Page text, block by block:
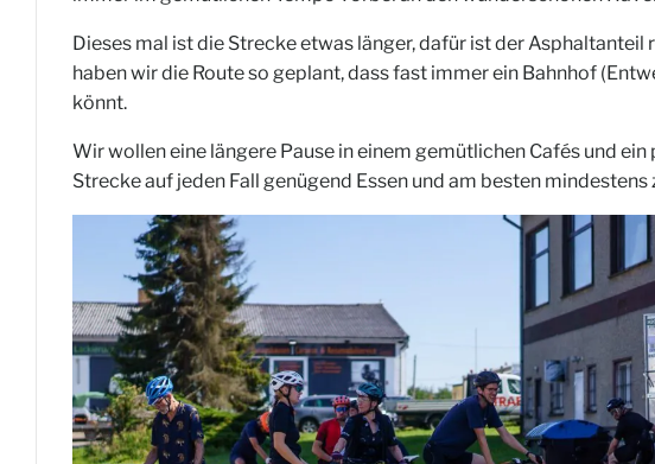
Dieses mal ist die Strecke etwas länger, dafür ist der
haben wir die Route so geplant, dass fast immer ein Bahnhof
könnt.
Wir wollen eine längere Pause in einem gemütlichen Cafés und
Strecke auf jeden Fall genügend Essen und am besten